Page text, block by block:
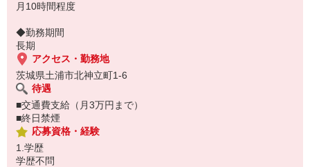
月10時間程度
◆勤務期間
長期
アクセス・勤務地
茨城県土浦市北神立町1-6
待遇
■交通費支給（月3万円まで）
■終日禁煙
応募資格・経験
1.学歴
学歴不問